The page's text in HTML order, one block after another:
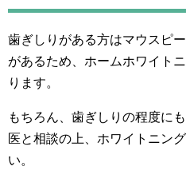
歯ぎしりがある方はマウスピ
があるため、ホームホワイト
ります。
もちろん、歯ぎしりの程度に
医と相談の上、ホワイトニン
い。